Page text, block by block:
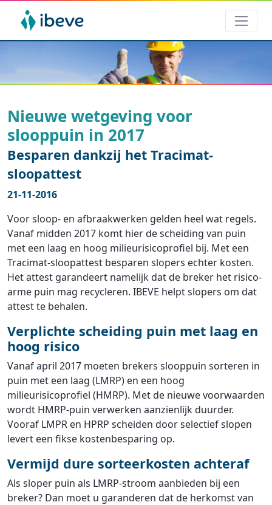
Nieuwe wetgeving voor
slooppuin in 2017
Besparen dankzij het Tracimat-
sloopattest
21-11-2016
Voor sloop- en afbraakwerken gelden heel wat regels.
Vanaf midden 2017 komt hier de scheiding van puin
met een laag en hoog milieurisicoprofiel bij. Met een
Tracimat-sloopattest besparen slopers echter kosten.
Het attest garandeert namelijk dat de breker het risico-
arme puin mag recycleren. IBEVE helpt slopers om dat
attest te behalen.
Verplichte scheiding puin met laag en
hoog risico
Vanaf april 2017 moeten brekers slooppuin sorteren in
puin met een laag (LMRP) en een hoog
milieurisicoprofiel (HMRP). Met de nieuwe voorwaarden
wordt HMRP-puin verwerken aanzienlijk duurder.
Vooraf LMPR en HPRP scheiden door selectief slopen
levert een fikse kostenbesparing op.
Vermijd dure sorteerkosten achteraf
Als sloper puin als LMRP-stroom aanbieden bij een
breker? Dan moet u garanderen dat de herkomst van